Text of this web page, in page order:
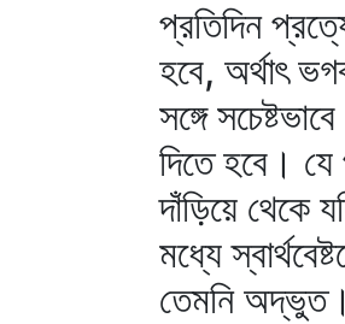
প্রতিদিন
হবে, অর্থাৎ
সঙ্গে
দিতে হবে।
দাঁড়িয়ে থেকে
মধ্যে
তেমনি অদ্ভুত।